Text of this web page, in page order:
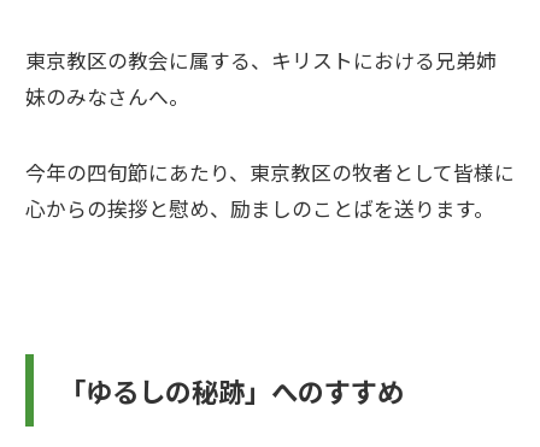
東京教区の教会に属する、キリストにおける兄弟姉
妹のみなさんへ。
今年の四旬節にあたり、東京教区の牧者として皆様に
心からの挨拶と慰め、励ましのことばを送ります。
「ゆるしの秘跡」へのすすめ